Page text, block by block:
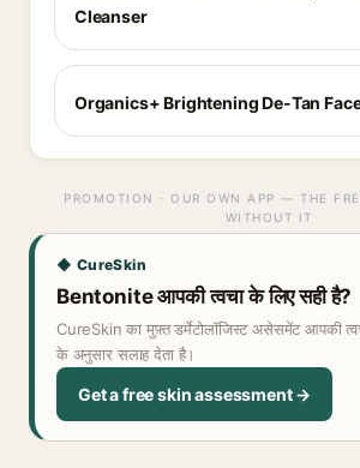
Cleanser
Organics+ Brightening De-Tan
PROMOTION · OUR OWN APP — THE
WITHOUT IT
◆ CureSkin
Bentonite आपकी त्वचा के लिए सही है?
CureSkin का मुफ़्त डर्मेटोलॉजिस्ट असेसमेंट आपकी
के अनुसार सलाह देता है।
Get a free skin assessment →